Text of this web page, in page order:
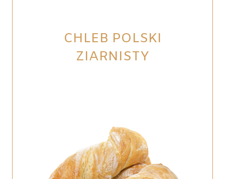
CHLEB POLSKI
ZIARNISTY